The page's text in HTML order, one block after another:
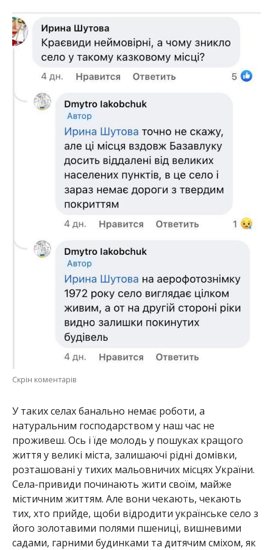
Скрін коментарів
У таких селах банально немає роботи, а
натуральним господарством у наш час не
проживеш. Ось і їде молодь у пошуках кращого
життя у великі міста, залишаючі рідні домівки,
розташовані у тихих мальовничих місцях України.
Села-привиди починають жити своїм, майже
містичним життям. Але вони чекають, чекають
тих, хто прийде, щоби відродити українське село з
його золотавими полями пшениці, вишневими
садами, гарними будинками та дитячим сміхом, як